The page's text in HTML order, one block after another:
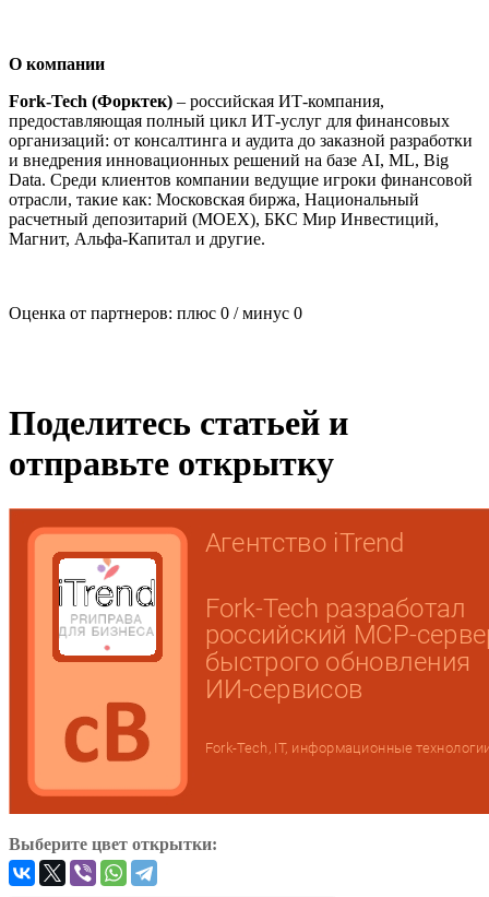
О компании
Fork-Tech (Форктек) – российская ИТ-компания,
предоставляющая полный цикл ИТ-услуг для финансовых
организаций: от консалтинга и аудита до заказной разработки
и внедрения инновационных решений на базе AI, ML, Big
Data. Среди клиентов компании ведущие игроки финансовой
отрасли, такие как: Московская биржа, Национальный
расчетный депозитарий (MOEX), БКС Мир Инвестиций,
Магнит, Альфа-Капитал и другие.
Оценка от партнеров: плюс 0 / минус 0
Поделитесь статьей и
отправьте открытку
Выберите цвет открытки: